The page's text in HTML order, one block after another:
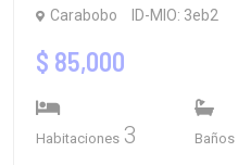
Carabobo ID-MIO: 3eb2
$ 85,000
Habitaciones 3 Baños